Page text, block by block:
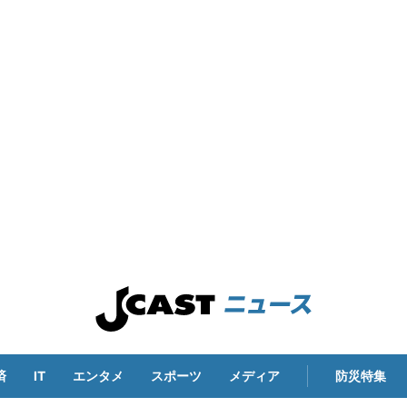
IT エンタメ スポーツ メディア 防災特集